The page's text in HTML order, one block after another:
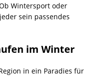
Wintersport oder
sein passendes
im Winter
in ein Paradies für